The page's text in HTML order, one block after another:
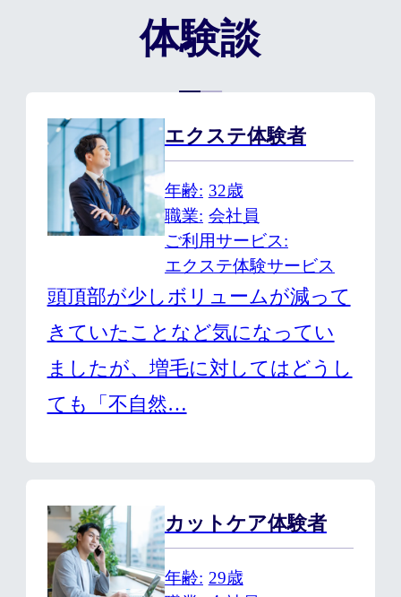
体験談
エクステ体験者
年齢
32歳
職業 会社員
ご利用サービス
エクステ体験サービス
頭頂部が少しボリュームが減って
きていたことなど気になってい
ましたが、増毛に対してはどうし
ても「不自然…
カットケア体験者
年齢 29歳